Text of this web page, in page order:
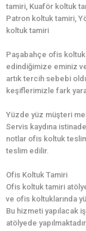
tamiri, Kuaför koltuk
Patron koltuk tamiri,
koltuk tamiri
Paşabahçe ofis
edindiğimize eminiz
artık tercih sebebi
keşiflerimizle fark
Yüzde yüz müşteri
Servis kaydına
notlar ofis koltuk
teslim edilir.
Ofis Koltuk Tamiri
Ofis koltuk tamiri
ve ofis koltuklarında
Bu hizmeti yapılacak
atölyede